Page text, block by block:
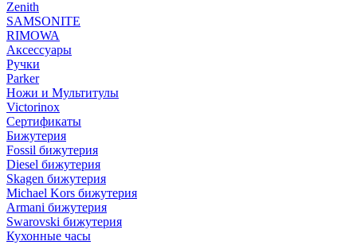
Zenith
SAMSONITE
RIMOWA
Аксессуары
Ручки
Parker
Ножи и Мультитулы
Victorinox
Сертификаты
Бижутерия
Fossil бижутерия
Diesel бижутерия
Skagen бижутерия
Michael Kors бижутерия
Armani бижутерия
Swarovski бижутерия
Кухонные часы